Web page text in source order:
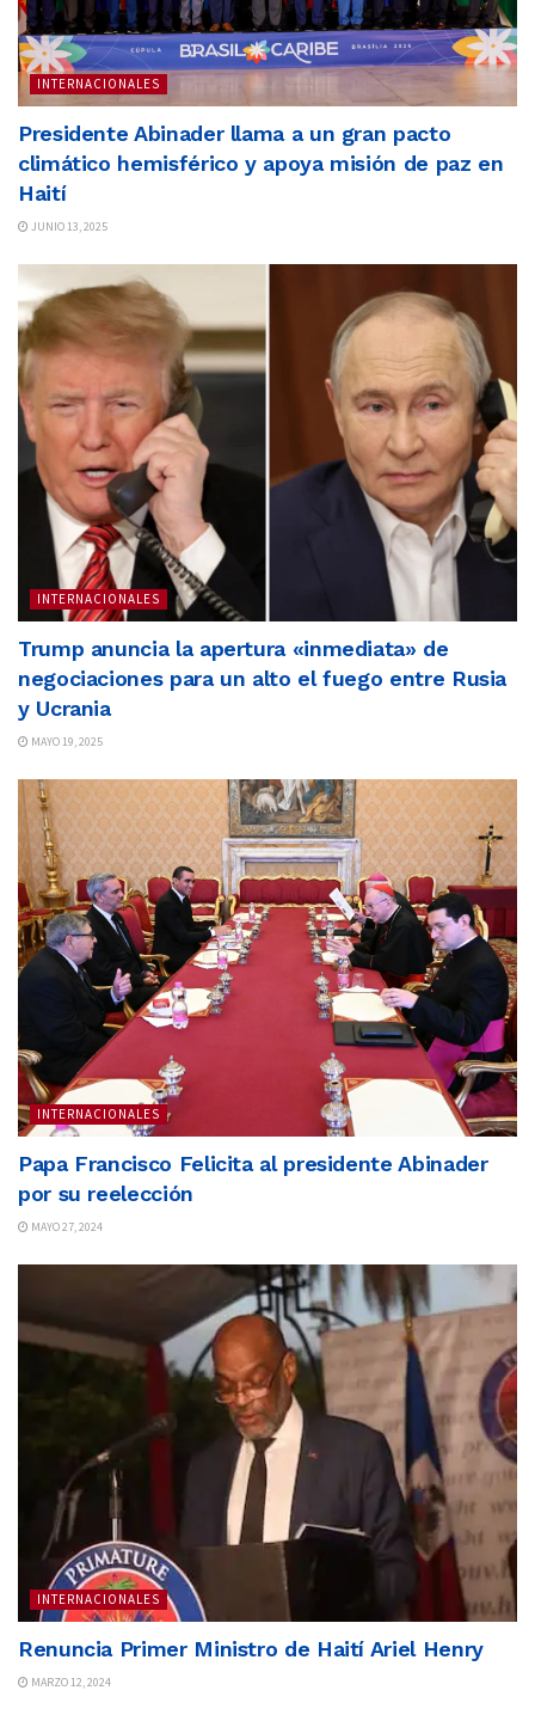
INTERNACIONALES
Presidente Abinader llama a un gran pacto
climático hemisférico y apoya misión de paz en
Haití
JUNIO 13, 2025
INTERNACIONALES
Trump anuncia la apertura «inmediata» de
negociaciones para un alto el fuego entre Rusia
y Ucrania
MAYO 19, 2025
INTERNACIONALES
Papa Francisco Felicita al presidente Abinader
por su reelección
MAYO 27, 2024
INTERNACIONALES
Renuncia Primer Ministro de Haití Ariel Henry
MARZO 12, 2024